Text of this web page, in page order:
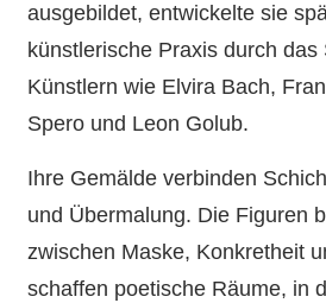
ausgebildet, entwickelte sie
künstlerische Praxis durch das
Künstlern wie Elvira Bach,
Spero und Leon Golub.
Ihre Gemälde verbinden
und Übermalung. Die Figuren
zwischen Maske, Konkretheit
schaffen poetische Räume, in